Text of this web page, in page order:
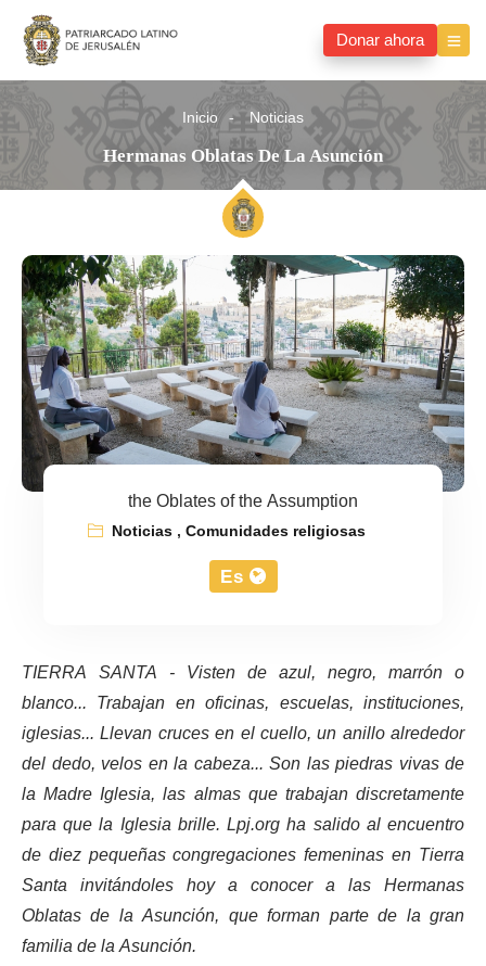
Donar ahora
Inicio Noticias
Hermanas Oblatas De La Asunción
the Oblates of the Assumption
Noticias,Comunidades religiosas
Es
TIERRA SANTA - Visten de azul, negro, marrón o
blanco... Trabajan en oficinas, escuelas, instituciones,
iglesias... Llevan cruces en el cuello, un anillo alrededor
del dedo, velos en la cabeza... Son las piedras vivas de
la Madre Iglesia, las almas que trabajan discretamente
para que la Iglesia brille. Lpj.org ha salido al encuentro
de diez pequeñas congregaciones femeninas en Tierra
Santa invitándoles hoy a conocer a las Hermanas
Oblatas de la Asunción, que forman parte de la gran
familia de la Asunción.